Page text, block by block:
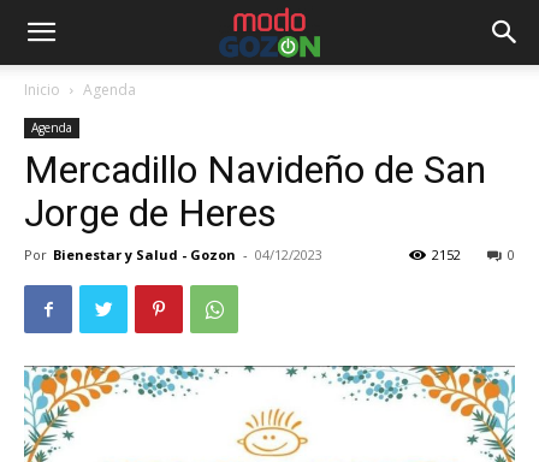
Inicio Agenda
Agenda
Mercadillo Navideño de San
Jorge de Heres
Por Bienestar y Salud - Gozon - 04/12/2023 0
2152